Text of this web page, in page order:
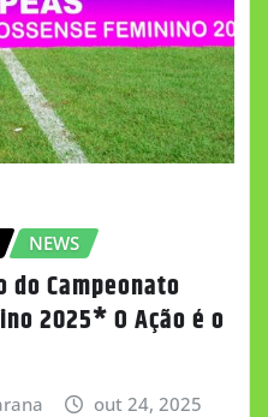
NEWS
Campeonato
2025* O Ação é o
out 24, 2025